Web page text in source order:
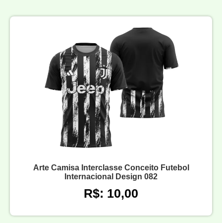
Arte Camisa Interclasse Conceito Futebol
Internacional Design 082
R$: 10,00